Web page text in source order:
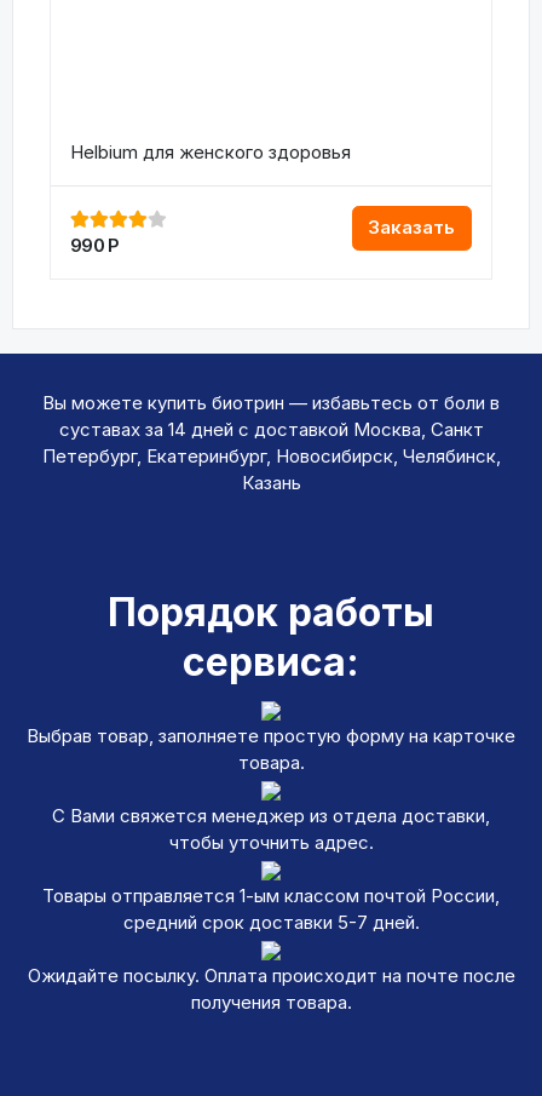
Helbium для женского здоровья
Заказать
990 Р
Вы можете купить биотрин — избавьтесь от боли в
суставах за 14 дней с доставкой Москва, Санкт
Петербург, Екатеринбург, Новосибирск, Челябинск,
Казань
Порядок работы
сервиса:
Выбрав товар, заполняете простую форму на карточке
товара.
С Вами свяжется менеджер из отдела доставки,
чтобы уточнить адрес.
Товары отправляется 1-ым классом почтой России,
средний срок доставки 5-7 дней.
Ожидайте посылку. Оплата происходит на почте после
получения товара.